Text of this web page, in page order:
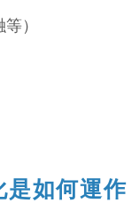
）
是如何運作